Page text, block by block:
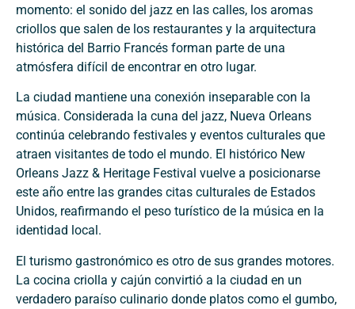
momento: el sonido del jazz en las calles, los aromas
criollos que salen de los restaurantes y la arquitectura
histórica del Barrio Francés forman parte de una
atmósfera difícil de encontrar en otro lugar.
La ciudad mantiene una conexión inseparable con la
música. Considerada la cuna del jazz, Nueva Orleans
continúa celebrando festivales y eventos culturales que
atraen visitantes de todo el mundo. El histórico New
Orleans Jazz & Heritage Festival vuelve a posicionarse
este año entre las grandes citas culturales de Estados
Unidos, reafirmando el peso turístico de la música en la
identidad local.
El turismo gastronómico es otro de sus grandes motores.
La cocina criolla y cajún convirtió a la ciudad en un
verdadero paraíso culinario donde platos como el gumbo,